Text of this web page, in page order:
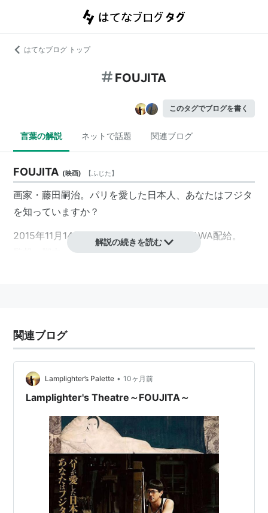
はてなブログ トップ
FOUJITA
このタグでブログを書く
言葉の解説 ネットで話題 関連ブログ
FOUJITA (映画) 【ふじた】
画家・藤田嗣治。パリを愛した日本人、あなたはフジタ
を知っていますか？
2015年11月14日公開。日仏合作。KADOKAWA配給。
監督・脚本：小栗康平
解説の続きを読む
関連ブログ
Lamplighter’s Palette • 10ヶ月前
Lamplighter's Theatre～FOUJITA～